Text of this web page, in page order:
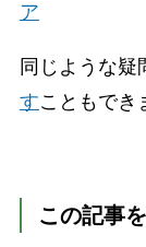
ア
同じような疑
すこともでき
この記事